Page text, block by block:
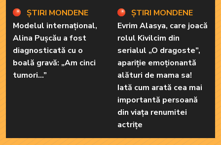
ȘTIRI MONDENE
Modelul internațional,
Alina Pușcău a fost
diagnosticată cu o
boală gravă: „Am cinci
tumori...”
ȘTIRI MONDENE
Evrim Alasya, care joacă
rolul Kivilcim din
serialul „O dragoste”,
apariție emoționantă
alături de mama sa!
Iată cum arată cea mai
importantă persoană
din viața renumitei
actrițe